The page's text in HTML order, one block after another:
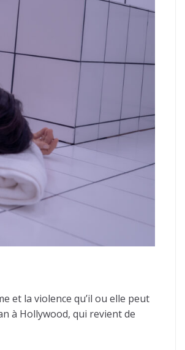
et la violence qu’il ou elle peut
à Hollywood, qui revient de